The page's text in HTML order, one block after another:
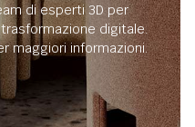
di esperti 3D per
digitale.
maggiori informazioni.